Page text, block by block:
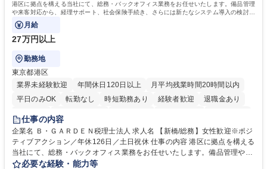
港区に拠点を構える当社にて、総務・バックオフィス業務をお任せいたします。備品管理
や来客対応から、経理サポート、社会保険手続き、さらには新たなシステム導入の検討ま
で、幅広く組織を支える役割です。
月給
27万円以上
勤務地
東京都港区
業界未経験歓迎
年間休日120日以上
月平均残業時間20時間以内
平日のみOK
転勤なし 時短勤務あり 経験者歓迎
退職金あり
賞与あり
完全週休2日制
服装自由
仕事の内容
企業名 Ｂ・ＧＡＲＤＥＮ税理士法人 求人名 【新橋/総務】女性歓迎※ポジ
ティブアクション／年休126日／土日祝休 仕事の内容 港区に拠点を構える
当社にて、総務・バックオフィス業務をお任せいたします。備品管理や来
客対応から、経理サポート、社会保険手続き、さらには新たなシステム導
必要な経験・能力等